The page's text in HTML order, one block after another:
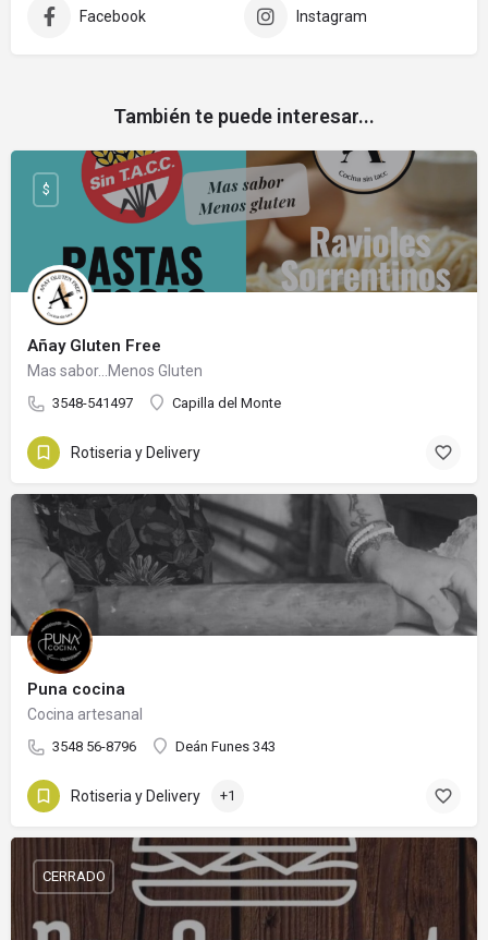
Facebook Instagram
También te puede interesar...
Añay Gluten Free
Mas sabor...Menos Gluten
3548-541497 Capilla del Monte
$
Rotiseria y Delivery
Puna cocina
Cocina artesanal
3548 56-8796 Deán Funes 343
Rotiseria y Delivery +1
CERRADO